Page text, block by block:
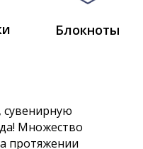
Блокноты
Множество
протяжении